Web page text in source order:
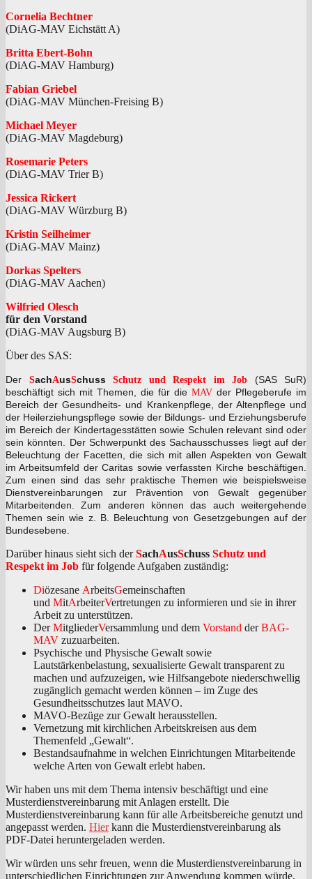
Cornelia Bechtner
(DiAG-MAV Eichstätt A)
Britta Ebert-Bohn
(DiAG-MAV Hamburg)
Fabian Griebel
(DiAG-MAV München-Freising B)
Michael Meyer
(DiAG-MAV Magdeburg)
Rosemarie Peters
(DiAG-MAV Trier B)
Jessica Rickert
(DiAG-MAV Würzburg B)
Kristin Seilheimer
(DiAG-MAV Mainz)
Dorkas Spelters
(DiAG-MAV Aachen)
Wilfried Olesch
für den Vorstand
(DiAG-MAV Augsburg B)
Über des SAS:
Der SachAusSchuss Schutz und Respekt im Job (SAS SuR)
beschäftigt sich mit Themen, die für die MAV der Pflegeberufe im
Bereich der Gesundheits- und Krankenpflege, der Altenpflege und
der Heilerziehungspflege sowie der Bildungs- und Erziehungsberufe
im Bereich der Kindertagesstätten sowie Schulen relevant sind oder
sein könnten. Der Schwerpunkt des Sachausschusses liegt auf der
Beleuchtung der Facetten, die sich mit allen Aspekten von Gewalt
im Arbeitsumfeld der Caritas sowie verfassten Kirche beschäftigen.
Zum einen sind das sehr praktische Themen wie beispielsweise
Dienstvereinbarungen zur Prävention von Gewalt gegenüber
Mitarbeitenden. Zum anderen können das auch weitergehende
Themen sein wie z. B. Beleuchtung von Gesetzgebungen auf der
Bundesebene.
Darüber hinaus sieht sich derSachAusSchuss Schutz und
Respekt im Job für folgende Aufgaben zuständig:
Diözesane ArbeitsGemeinschaften
und MitArbeiterVertretungen zu informieren und sie in ihrer
Arbeit zu unterstützen.
DerMitgliederVersammlung und dem Vorstand derBAG-
MAV zuzuarbeiten.
Psychische und Physische Gewalt sowie
Lautstärkenbelastung, sexualisierte Gewalt transparent zu
machen und aufzuzeigen, wie Hilfsangebote niederschwellig
zugänglich gemacht werden können – im Zuge des
Gesundheitsschutzes laut MAVO.
MAVO-Bezüge zur Gewalt herausstellen.
Vernetzung mit kirchlichen Arbeitskreisen aus dem
Themenfeld „Gewalt“.
Bestandsaufnahme in welchen Einrichtungen Mitarbeitende
welche Arten von Gewalt erlebt haben.
Wir haben uns mit dem Thema intensiv beschäftigt und eine
Musterdienstvereinbarung mit Anlagen erstellt. Die
Musterdienstvereinbarung kann für alle Arbeitsbereiche genutzt und
angepasst werden. Hierkann die Musterdienstvereinbarung als
PDF-Datei heruntergeladen werden.
Wir würden uns sehr freuen, wenn die Musterdienstvereinbarung in
unterschiedlichen Einrichtungen zur Anwendung kommen würde.